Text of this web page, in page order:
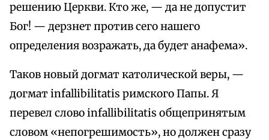
решению Церкви. Кто же, — да не допустит
Бог! — дерзнет против сего нашего
определения возражать, да будет анафема».
Таков новый догмат католической веры, —
догмат infallibilitatis римского Папы. Я
перевел слово infallibilitatis общепринятым
словом «непогрешимость», но должен сразу